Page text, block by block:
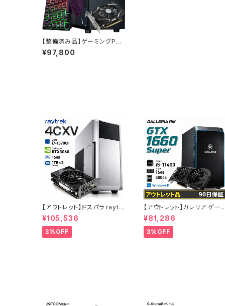
【整備済み品】ゲーミングPC
デスクトップ タワー型 G-Sto
rmR11 Ryzen5 2600（i7-8
¥97,800
【アウトレット】ドスパラ raytr
ek 4CXV RTX3060 Core
i7-13700F メモリ16GB SS
D1TBx2 クリエイターPC 1点
限り 90日保証
¥105,536
3%OFF
【アウトレット】ガレリア ゲー
ングパソコン GTX 1660 Su
per Core i5-11400 メモリ1
6GB SSD500GB 90日保証
他メーカー整備済み品
¥81,286
3%OFF